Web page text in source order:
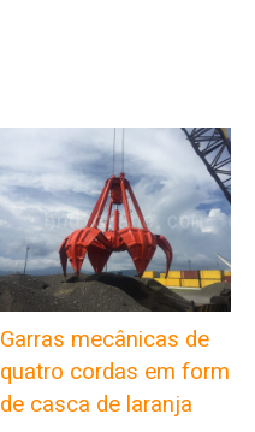
Garras mecânicas de
quatro cordas em forma
de casca de laranja